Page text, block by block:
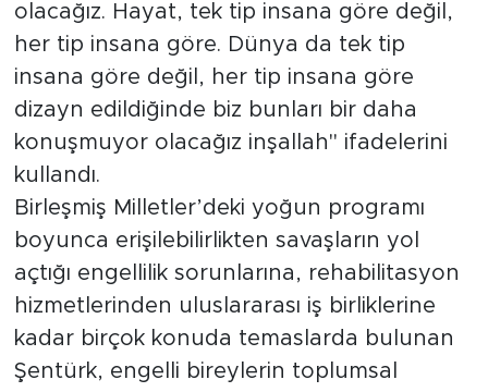
olacağız. Hayat, tek tip insana göre değil,
her tip insana göre. Dünya da tek tip
insana göre değil, her tip insana göre
dizayn edildiğinde biz bunları bir daha
konuşmuyor olacağız inşallah" ifadelerini
kullandı.
Birleşmiş Milletler’deki yoğun programı
boyunca erişilebilirlikten savaşların yol
açtığı engellilik sorunlarına, rehabilitasyon
hizmetlerinden uluslararası iş birliklerine
kadar birçok konuda temaslarda bulunan
Şentürk, engelli bireylerin toplumsal